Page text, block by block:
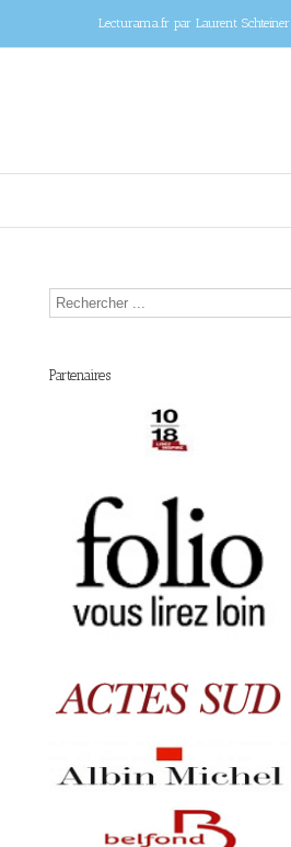
Lecturama.fr par Laurent Schteiner
Partenaires